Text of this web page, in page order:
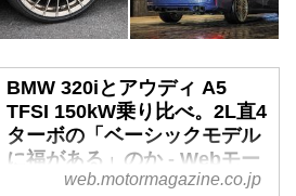
BMW 320iとアウディ A5
TFSI 150kW乗り比べ。2L直4
ターボの「ベーシックモデル
に福がある」のか - Webモー
ターマガジン
web.motormagazine.co.jp